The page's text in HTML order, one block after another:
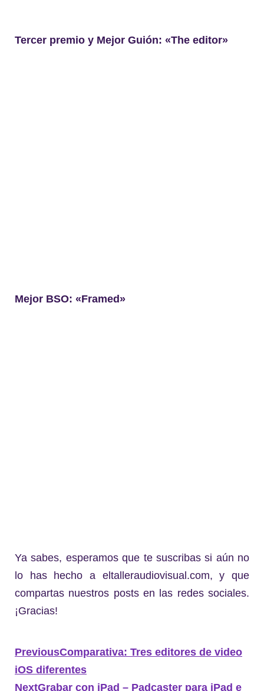
Tercer premio y Mejor Guión: «The editor»
Mejor BSO: «Framed»
Ya sabes, esperamos que te suscribas si aún no
lo has hecho a eltalleraudiovisual.com, y que
compartas nuestros posts en las redes sociales.
¡Gracias!
PreviousComparativa: Tres editores de video
iOS diferentes
NextGrabar con iPad – Padcaster para iPad e